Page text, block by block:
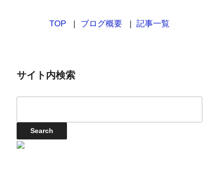
TOP ブログ概要 記事一覧
サイト内検索